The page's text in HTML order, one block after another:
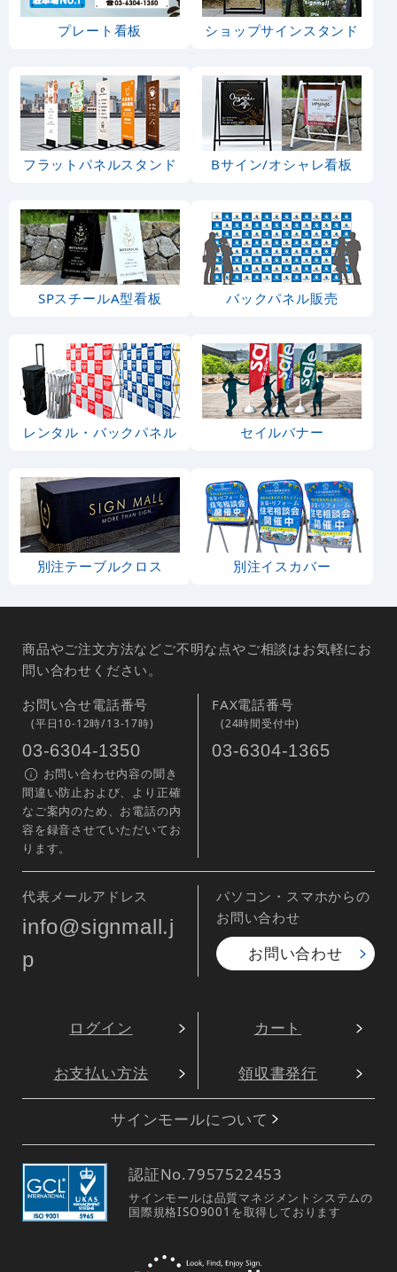
プレート看板 ショップサインスタンド
フラットパネルスタンド Bサイン/オシャレ看板
SPスチールA型看板 バックパネル販売
レンタル・バックパネル セイルバナー
別注テーブルクロス 別注イスカバー
商品やご注文方法などご不明な点やご相談はお気軽にお
問い合わせください。
お問い合せ電話番号
(平日10-12時/13-17時)
03-6304-1350
お問い合わせ内容の聞き
間違い防止および、より正確
なご案内のため、お電話の内
容を録音させていただいてお
ります。
FAX電話番号
(24時間受付中)
03-6304-1365
代表メールアドレス
info@signmall.j
p
パソコン・スマホからの
お問い合わせ
お問い合わせ
ログイン カート
お支払い方法 領収書発行
サインモールについて
認証No.7957522453
サインモールは品質マネジメントシステムの
国際規格ISO9001を取得しております